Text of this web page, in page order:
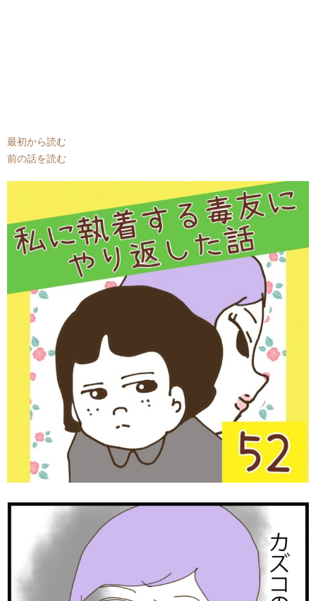
最初から読む
前の話を読む